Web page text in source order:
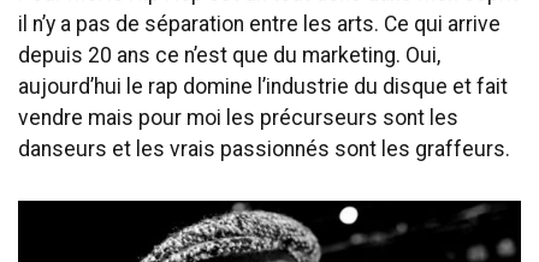
il n’y a pas de séparation entre les arts. Ce qui arrive
depuis 20 ans ce n’est que du marketing. Oui,
aujourd’hui le rap domine l’industrie du disque et fait
vendre mais pour moi les précurseurs sont les
danseurs et les vrais passionnés sont les graffeurs.